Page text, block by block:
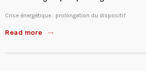
Crise énergétique : prolongation du dispositif
Read more trending_flat